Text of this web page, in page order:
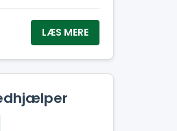
LÆS MERE